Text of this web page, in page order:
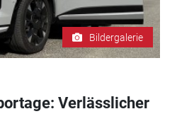
Bildergalerie
Verlässlicher